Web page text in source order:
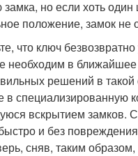
но если хоть
положение, замок не
что ключ
необходим в
решений в такой
в специализированную
вскрытием замков.
и без
сняв, таким